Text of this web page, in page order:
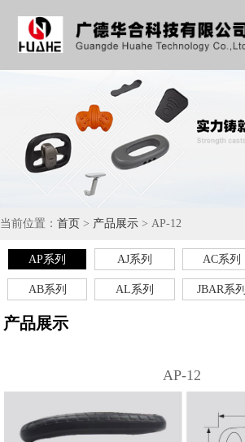
当前位置： 首页 > 产品展示 > AP-12
AP系列 AJ系列 AC系列
AB系列 AL系列 JBAR系列
产品展示
AP-12